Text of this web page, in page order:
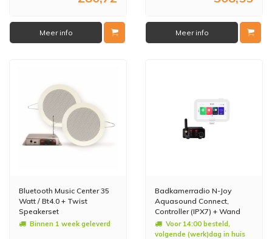
Meer info Meer info
Bluetooth Music Center 35
Watt / Bt4.0 + Twist
Speakerset
Binnen 1 week geleverd
Badkamerradio N-Joy
Aquasound Connect,
Controller (IPX7) + Wand
Lader + Bluetooth
Versterker / 50 WATT /
Voor 14:00 besteld,
volgende (werk)dag in huis